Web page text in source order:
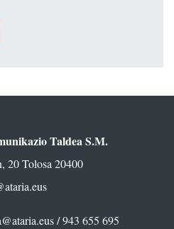
Taldea S.M.
20 Tolosa 20400
/ 943 655 695